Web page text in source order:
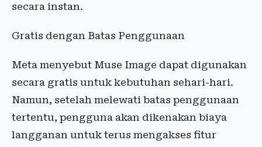
secara instan.
Gratis dengan Batas Penggunaan
Meta menyebut Muse Image dapat digunakan
secara gratis untuk kebutuhan sehari-hari.
Namun, setelah melewati batas penggunaan
tertentu, pengguna akan dikenakan biaya
langganan untuk terus mengakses fitur